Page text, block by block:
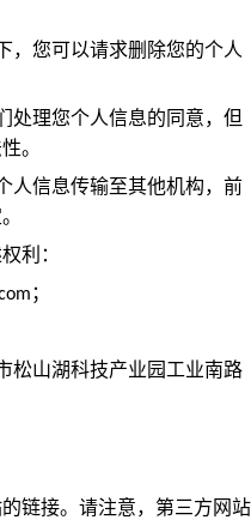
，您可以请求删除您的个人
处理您个人信息的同意，但
。
人信息传输至其他机构，前
利：
；
松山湖科技产业园工业南路
链接。请注意，第三方网站